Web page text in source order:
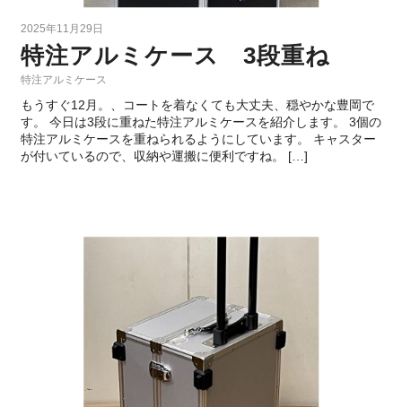
2025年11月29日
特注アルミケース 3段重ね
特注アルミケース
もうすぐ12月。、コートを着なくても大丈夫、穏やかな豊岡で
す。 今日は3段に重ねた特注アルミケースを紹介します。 3個の
特注アルミケースを重ねられるようにしています。 キャスター
が付いているので、収納や運搬に便利ですね。 […]